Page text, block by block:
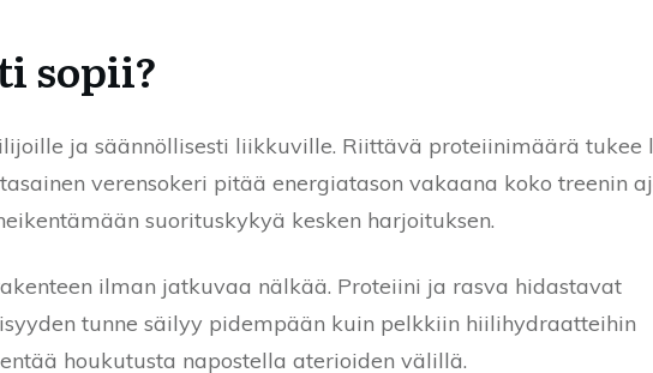
sopii?
ja säännöllisesti liikkuville. Riittävä proteiinimäärä tukee
verensokeri pitää energiatason vakaana koko treenin
suorituskykyä kesken harjoituksen.
ilman jatkuvaa nälkää. Proteiini ja rasva hidastavat
tunne säilyy pidempään kuin pelkkiin hiilihydraatteihin
houkutusta napostella aterioiden välillä.